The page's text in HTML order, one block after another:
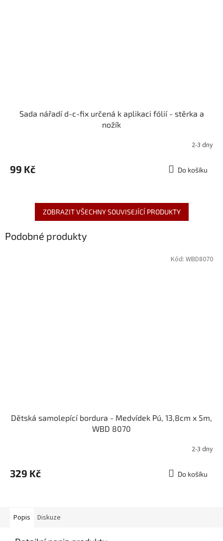
Sada nářadí d-c-fix určená k aplikaci fólií - stěrka a
nožík
2-3 dny
99 Kč Do košíku
ZOBRAZIT VŠECHNY SOUVISEJÍCÍ PRODUKTY
Podobné produkty
Dětská samolepící bordura - Medvídek Pú, 13,8cm x 5m,
WBD 8070
2-3 dny
329 Kč Do košíku
Kód: WBD8070
Popis Diskuze